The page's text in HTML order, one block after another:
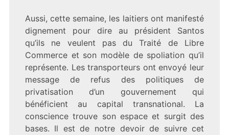
Aussi, cette semaine, les laitiers ont manifesté
dignement pour dire au président Santos
qu’ils ne veulent pas du Traité de Libre
Commerce et son modèle de spoliation qu’il
représente. Les transporteurs ont envoyé leur
message de refus des politiques de
privatisation d’un gouvernement qui
bénéficient au capital transnational. La
conscience trouve son espace et surgit des
bases. Il est de notre devoir de suivre cet